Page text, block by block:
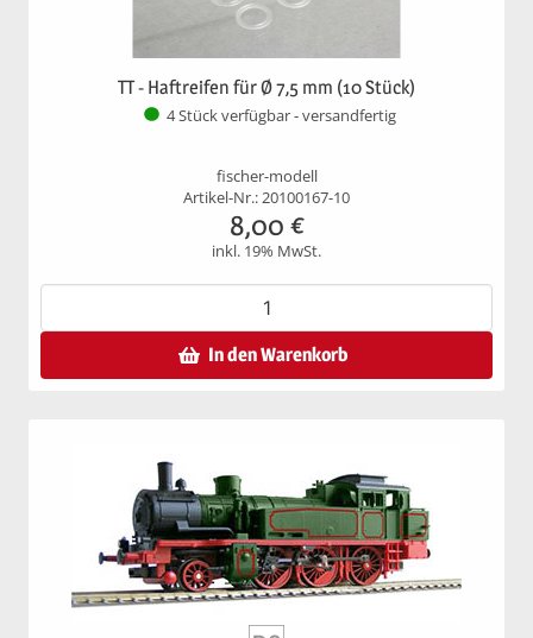
TT - Haftreifen für Ø 7,5 mm (10 Stück)
4 Stück verfügbar - versandfertig
fischer-modell
Artikel-Nr.: 20100167-10
8,00 €
inkl. 19% MwSt.
In den Warenkorb